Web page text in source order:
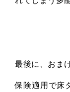
最後に、おま
保険適用で床